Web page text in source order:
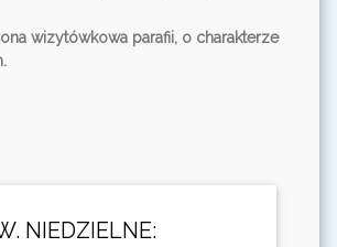
wizytówkowa parafii, o charakterze
NIEDZIELNE: